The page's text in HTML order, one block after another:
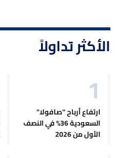
الأكثر تداولاً
ارتفاع أرباح "صافولا"
السعودية 36% في النصف
الأول من 2026